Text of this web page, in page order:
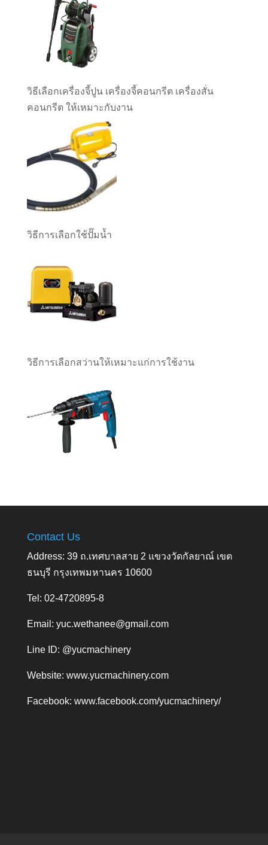
วิธีเลือกเครื่องจี้ปูน เครื่องจี้คอนกรีต เครื่องสั่น
คอนกรีต ให้เหมาะกับงาน
วิธีการเลือกใช้ปั๊มน้ำ
วิธีการเลือกสว่านให้เหมาะแก่การใช้งาน
Contact Us
Address: 39 ถ.เทศบาลสาย 2 แขวงวัดกัลยาณ์ เขต
ธนบุรี กรุงเทพมหานคร 10600
Tel: 02-4720895-8
Email: yuc.wethanee@gmail.com
Line ID: @yucmachinery
Website: www.yucmachinery.com
Facebook: www.facebook.com/yucmachinery/